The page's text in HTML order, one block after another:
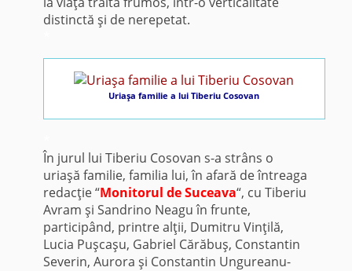
distinctă şi de nerepetat.
Uriaşa familie a lui Tiberiu Cosovan
În jurul lui Tiberiu Cosovan s-a strâns o
uriaşă familie, familia lui, în afară de întreaga
redacţie “Monitorul de Suceava“, cu Tiberiu
Avram şi Sandrino Neagu în frunte,
participând, printre alţii, Dumitru Vinţilă,
Lucia Puşcaşu, Gabriel Cărăbuş, Constantin
Severin, Aurora şi Constantin Ungureanu-